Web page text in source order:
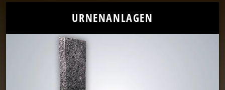
URNENANLAGEN